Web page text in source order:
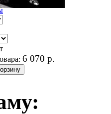
6 070 р.